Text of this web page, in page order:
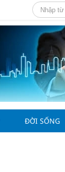
ĐỜI SỐNG